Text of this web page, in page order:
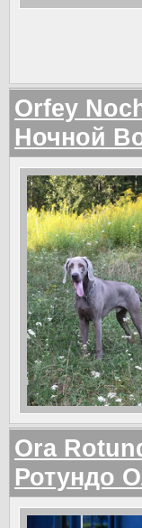
Orfey
Ночной
Orа
Ротундо